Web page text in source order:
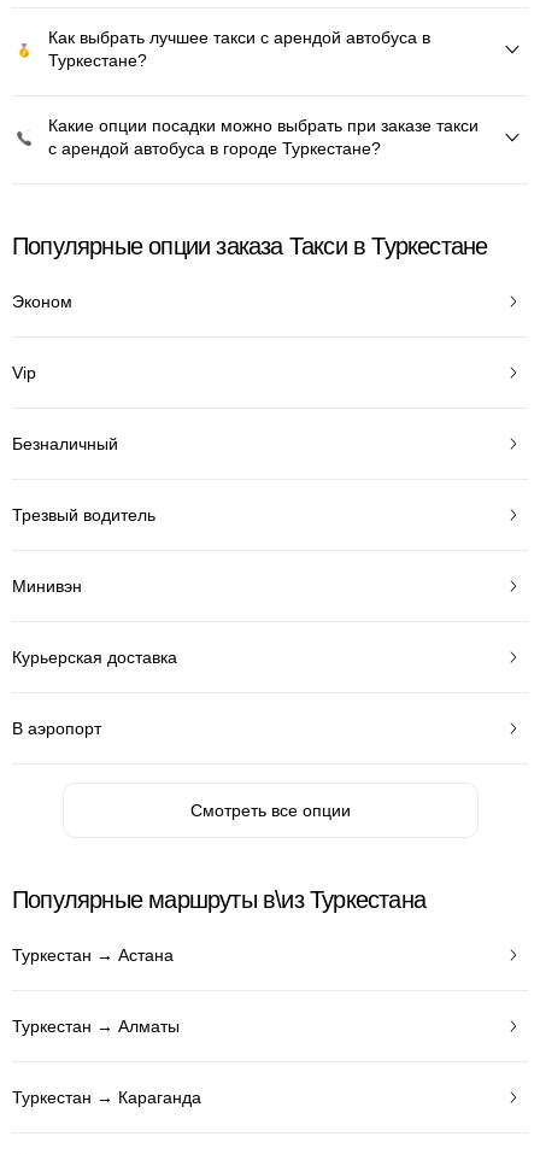
Как выбрать лучшее такси с арендой автобуса в
Туркестане?
Какие опции посадки можно выбрать при заказе такси
с арендой автобуса в городе Туркестане?
Популярные опции заказа Такси в Туркестане
Эконом
Vip
Безналичный
Трезвый водитель
Минивэн
Курьерская доставка
В аэропорт
Смотреть все опции
Популярные маршруты в\из Туркестана
Туркестан → Астана
Туркестан → Алматы
Туркестан → Караганда